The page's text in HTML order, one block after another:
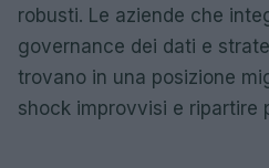
robusti. Le aziende che
governance dei dati e
trovano in una posizione
shock improvvisi e ripartire